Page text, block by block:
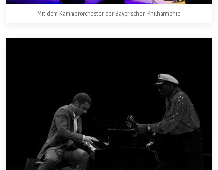
Mit dem Kammerorchester der Bayerischen Philharmonie